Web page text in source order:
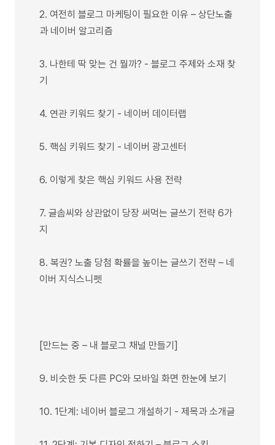
2. 여전히 블로그 마케팅이 필요한 이유 – 상단노출
과 네이버 알고리즘
3. 나한테 딱 맞는 건 뭘까? - 블로그 주제와 소재 찾
기
4. 연관 키워드 찾기 - 네이버 데이터랩
5. 핵심 키워드 찾기 - 네이버 광고센터
6. 이렇게 찾은 핵심 키워드 사용 전략
7. 글솜씨와 상관없이 당장 써먹는 글쓰기 전략 6가
지
8. 복권? 노출 당첨 확률을 높이는 글쓰기 전략 – 네
이버 지식스니펫
[만드는 중 – 내 블로그 채널 만들기]
9. 비슷한 듯 다른 PC와 모바일 화면 한눈에 보기
10. 1단계: 네이버 블로그 개설하기 - 제목과 소개글